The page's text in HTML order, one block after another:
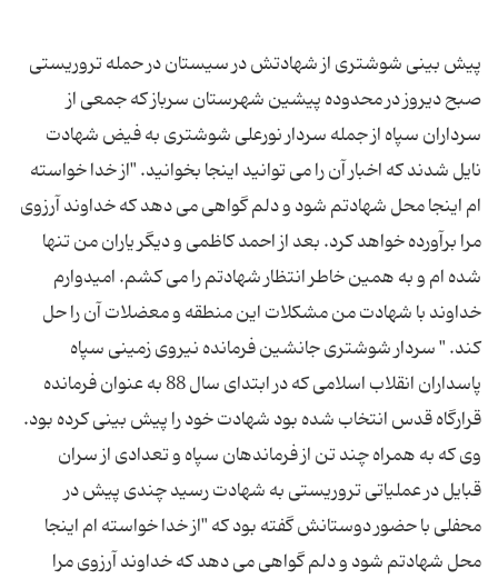
پیش بینی شوشتری از شهادتش در سیستان در حمله تروریستی
صبح دیروز در محدوده پیشین شهرستان سرباز که جمعی از
سرداران سپاه از جمله سردار نورعلی شوشتری به فیض شهادت
نایل شدند که اخبار آن را می توانید اینجا بخوانید. "از خدا خواسته
ام اینجا محل شهادتم شود و دلم گواهی می دهد که خداوند آرزوی
مرا برآورده خواهد کرد. بعد از احمد کاظمی و دیگر یاران من تنها
شده ام و به همین خاطر انتظار شهادتم را می کشم. امیدوارم
خداوند با شهادت من مشکلات این منطقه و معضلات آن را حل
کند. " سردار شوشتری جانشین فرمانده نیروی زمینی سپاه
پاسداران انقلاب اسلامی که در ابتدای سال 88 به عنوان فرمانده
قرارگاه قدس انتخاب شده بود شهادت خود را پیش بینی کرده بود.
وی که به همراه چند تن از فرماندهان سپاه و تعدادی از سران
قبایل در عملیاتی تروریستی به شهادت رسید چندی پیش در
محفلی با حضور دوستانش گفته بود که "از خدا خواسته ام اینجا
محل شهادتم شود و دلم گواهی می دهد که خداوند آرزوی مرا